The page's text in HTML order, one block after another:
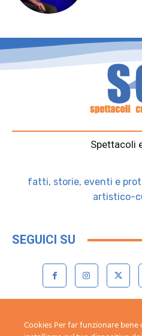
Spettacoli
fatti, storie, eventi e
artistico-
SEGUICI SU
Cookies Per far funzionare